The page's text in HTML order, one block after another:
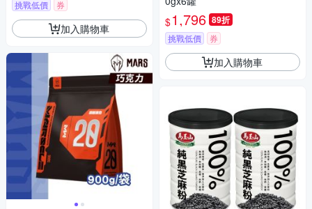
挑戰低價 券
加入購物車
$1,796 89折
挑戰低價 券
加入購物車